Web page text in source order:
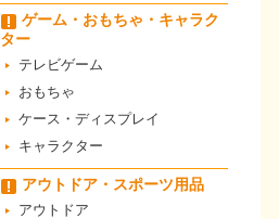
ゲーム・おもちゃ・キャラク
ター
テレビゲーム
おもちゃ
ケース・ディスプレイ
キャラクター
アウトドア・スポーツ用品
アウトドア